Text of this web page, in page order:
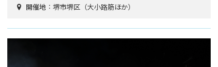
開催地
堺市堺区（大小路筋ほか）